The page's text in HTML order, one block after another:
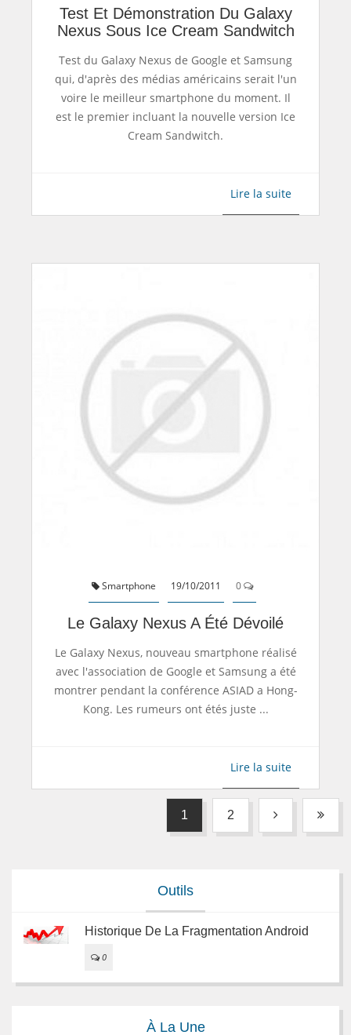
Test Et Démonstration Du Galaxy
Nexus Sous Ice Cream Sandwitch
Test du Galaxy Nexus de Google et Samsung
qui, d'après des médias américains serait l'un
voire le meilleur smartphone du moment. Il
est le premier incluant la nouvelle version Ice
Cream Sandwitch.
Lire la suite
Smartphone 19/10/2011 0
Le Galaxy Nexus A Été Dévoilé
Le Galaxy Nexus, nouveau smartphone réalisé
avec l'association de Google et Samsung a été
montrer pendant la conférence ASIAD a Hong-
Kong. Les rumeurs ont étés juste ...
Lire la suite
1 2
Outils
Historique De La Fragmentation Android
0
À La Une